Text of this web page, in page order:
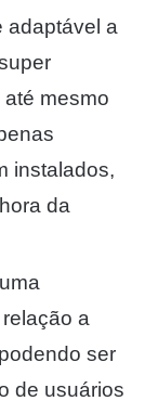
adaptável a
mesmo
instalados,
da
a
ser
de usuários